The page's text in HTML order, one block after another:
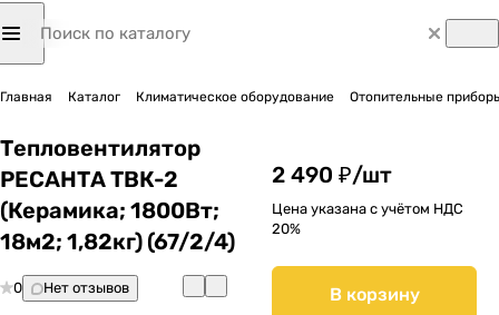
Главная Каталог Климатическое оборудование Отопительные
Тепловентилятор
РЕСАНТА ТВК-2
(Керамика; 1800Вт;
18м2; 1,82кг) (67/2/4)
0 Нет отзывов
2 490 ₽/шт
Цена указана с учётом НДС
20%
В корзину